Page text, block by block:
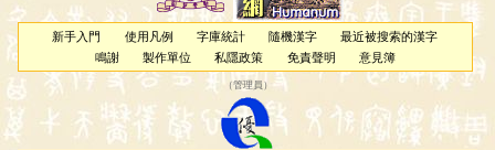
新手入門 使用凡例 字庫統計 隨機漢字
最近被搜索的漢字
鳴謝
製作單位 私隱政策 免責聲明 意見簿
（管理員 ）